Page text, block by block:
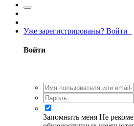
Уже зарегистрированы? Войти
Войти
Запомнить меня Не